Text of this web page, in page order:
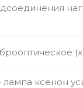
лампа ксенон